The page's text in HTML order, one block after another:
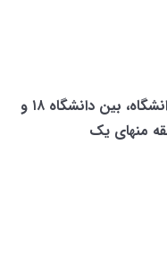
آدرس:خراسان رضوی، مشهد، خیابان دانشگاه، بین دانشگاه ۱۸ و